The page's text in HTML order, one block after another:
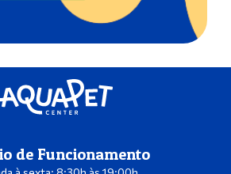
de Funcionamento